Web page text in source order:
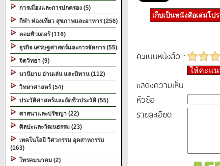
การเมืองและการปกครอง (5)
กีฬา ท่องเที่ยว สุขภาพและอาหาร (256)
คอมพิวเตอร์ (116)
ธุรกิจ เศรษฐศาสตร์และการจัดการ (55)
จิตวิทยา (9)
นวนิยาย อ่านเล่น และนิทาน (112)
วิทยาศาสตร์ (54)
ประวัติศาสตร์และอัตชีวประวัติ (55)
ศาสนาและปรัชญา (22)
ศิลปะและวัฒนธรรม (23)
เทคโนโลยี วิศวกรรม อุตสาหกรรม
(163)
โทรคมนาคม (2)
เก็บเป็นหนังสือเล่มโป
คะแนนหนังสือ :
ให้คะแ
แสดงความเห็น
หัวข้อ
รายละเอียด